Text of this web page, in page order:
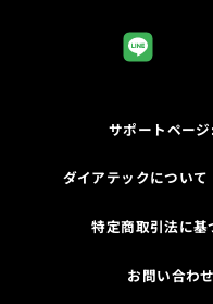
サポートペー
ダイアテックについて
特定商取引法に基
お問い合わせ